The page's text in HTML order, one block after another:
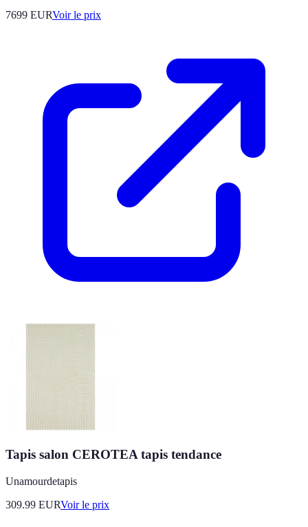
7699 EURVoir le prix
Tapis salon CEROTEA tapis tendance
Unamourdetapis
309.99 EURVoir le prix